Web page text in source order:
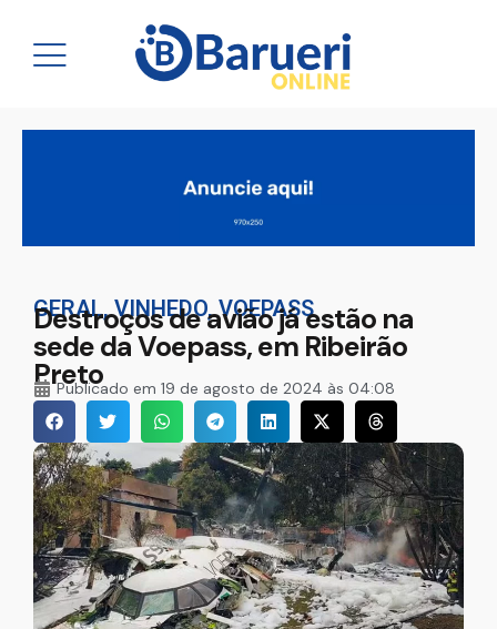
GERAL,VINHEDO,VOEPASS
Destroços de avião já estão na
sede da Voepass, em Ribeirão
Preto
Publicado em 19 de agosto de 2024 às 04:08